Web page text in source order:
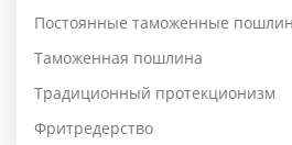
Постоянные таможенные
Таможенная пошлина
Традиционный протекционизм
Фритредерство